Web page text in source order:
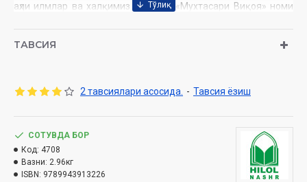
аҳли илмлар ва халқимиз орасида «Мухтасари Виқоя» номи
Зеро у ҳанафий мазҳабдаги асосий эътимодга сазовор бўлган
қадимдан эъзозлаб келадилар.
илмининг таърифи, тарихи, манбалари ва аҳамияти ҳақида,
фиқҳий мазҳаблар ва улар ўртасидаги фаръий ихтилофлар
ҳақидаги маълумотлар ўрин олган.
ТАВСИЯ
2 тавсиялари асосида. - Тавсия ёзиш
СОТУВДА БОР
Код: 4708
Вазни: 2.96кг
ISBN: 9789943913226